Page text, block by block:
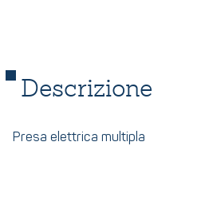
Descrizione
Presa elettrica multipla